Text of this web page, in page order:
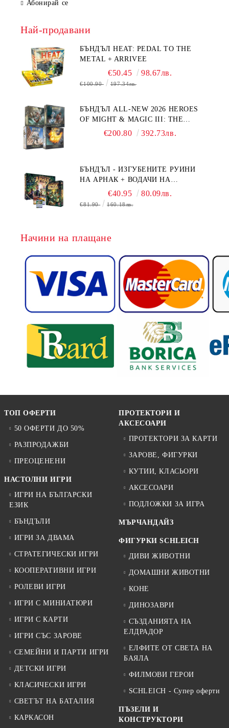
Абонирай се
Най-продавани
БЪНДЪЛ HEAT: PEDAL TO THE
METAL + ARRIVEE
€50.45 98.67лв.
€100.90 197.34лв.
БЪНДЪЛ ALL-NEW 2026 HEROES
OF MIGHT & MAGIC III: THE
BOARD GAME EXPANSIONS -
€200.80 392.73лв.
БЪНДЪЛ - ИЗГУБЕНИТЕ РУИНИ
НА АРНАК + ВОДАЧИ НА
ЕКСПЕДИЦИИ + ПРОМО КАРТИ
БЕЗПЛАТНО
€40.95 80.09лв.
€81.90 160.18лв.
Начини на плащане
ТОП ОФЕРТИ
50 ОФЕРТИ ДО 50%
РАЗПРОДАЖБИ
ПРЕОЦЕНЕНИ
НАСТОЛНИ ИГРИ
ИГРИ НА БЪЛГАРСКИ
ЕЗИК
БЪНДЪЛИ
ИГРИ ЗА ДВАМА
СТРАТЕГИЧЕСКИ ИГРИ
КООПЕРАТИВНИ ИГРИ
РОЛЕВИ ИГРИ
ИГРИ С МИНИАТЮРИ
ИГРИ С КАРТИ
ИГРИ СЪС ЗАРОВЕ
СЕМЕЙНИ И ПАРТИ ИГРИ
ДЕТСКИ ИГРИ
КЛАСИЧЕСКИ ИГРИ
СВЕТЪТ НА БАТАЛИЯ
КАРКАСОН
ПРОТЕКТОРИ И
АКСЕСОАРИ
ПРОТЕКТОРИ ЗА КАРТИ
ЗАРОВЕ, ФИГУРКИ
КУТИИ, КЛАСЬОРИ
АКСЕСОАРИ
ПОДЛОЖКИ ЗА ИГРА
МЪРЧАНДАЙЗ
ФИГУРКИ SCHLEICH
ДИВИ ЖИВОТНИ
ДОМАШНИ ЖИВОТНИ
КОНЕ
ДИНОЗАВРИ
СЪЗДАНИЯТА НА
ЕЛДРАДОР
ЕЛФИТЕ ОТ СВЕТА НА
БАЯЛА
ФИЛМОВИ ГЕРОИ
SCHLEICH - Супер оферти
ПЪЗЕЛИ И
КОНСТРУКТОРИ